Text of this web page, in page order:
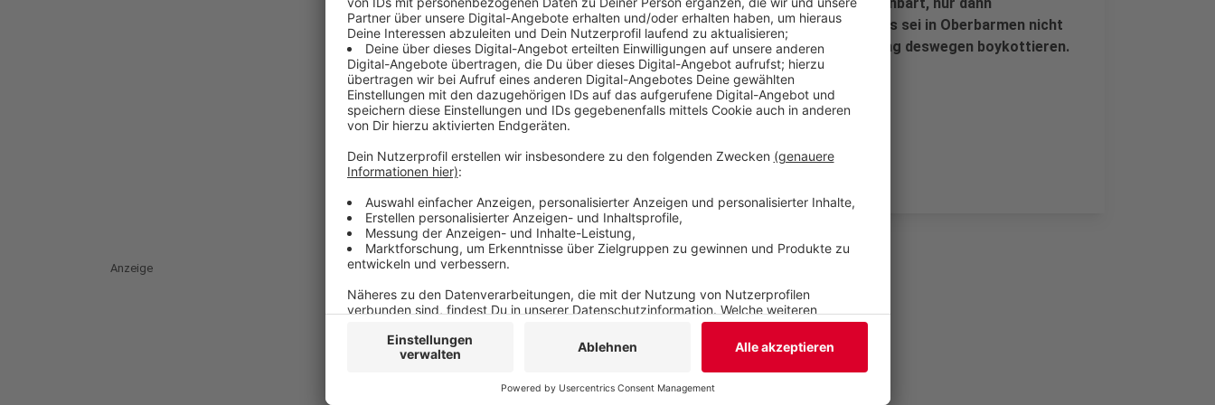
Präsenzsitzungen zu machen, wenn es dringend nötig ist. Das sei in Oberbarmen nicht
der Fall. Der Vertreter der FDP, Tobias Wierzba, will die Sitzung deswegen boykottieren.
Veröffentlicht:Montag, 01.02.2021 19:38
Anzeige
Anzeige